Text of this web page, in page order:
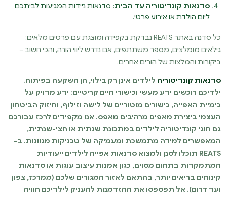
סדנאות קונדיטוריה עד הבית: סדנאות ניידות המגיעות לביתכם
ליום הולדת או אירוע פרטי.
כל סדנה באתר REATS נבדקת בקפידה ומוצגת עם פרטים מלאים:
גילאים מומלצים, מספר משתתפים, אם נדרש ליווי הורה, והכי חשוב –
ביקורות והמלצות של הורים אחרים.
סדנאות קונדיטוריה לילדים אינן רק בילוי, הן השקעה בפיתוח.
ילדיכם רוכשים ידע מעשי וכישורי חיים קריטיים: ידע מדויק על
כימיית האפייה, כישורים מוטוריים של לישה וזילוף, וחיזוק הביטחון
העצמי ביצירת מאפים מרהיבים מאפס. אנו מקפידים לרכז עבורכם
גם חוגי קונדיטוריה לילדים במתכונת שנתית או חצי-שנתית,
המאפשרים למידה מתמשכת ומעמיקה של טכניקות מגוונות. ב-
REATS תוכלו לסנן ולמצוא סדנאות אפייה לילדים ייעודיות
המתמקדות בתחום מסוים, כגון אמנות עיצוב עוגות או סדנאות
קינוחים בריאים יותר, בהתאם לאזור המגורים שלכם (ממרכז, צפון
ועד דרום). אל תפספסו את ההזדמנות להעניק לילדיכם חוויה